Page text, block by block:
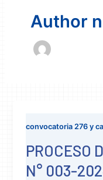
Author
convocatoria 276 y
PROCESO
N° 003-